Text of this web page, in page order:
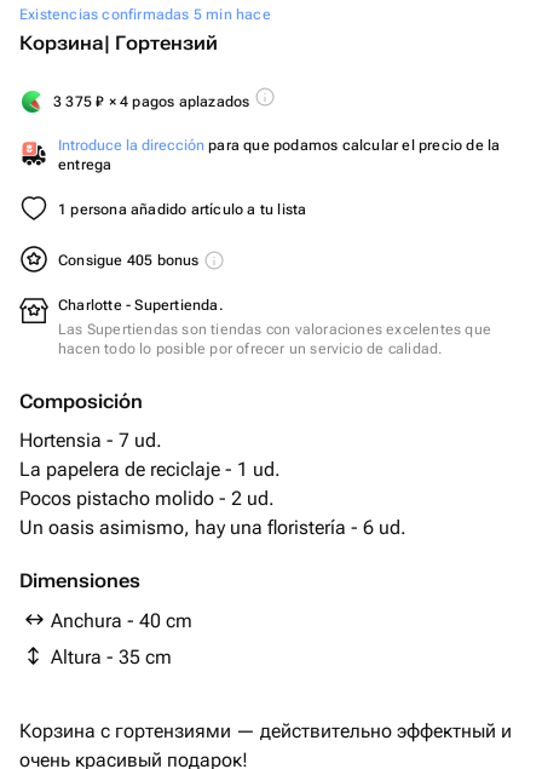
Existencias confirmadas 5 min hace
Корзина| Гортензий
3 375₽ × 4 pagos aplazados
Introduce la dirección para que podamos calcular el precio de la
entrega
1 persona añadido artículo a tu lista
Consigue 405 bonus
Charlotte - Supertienda.
Las Supertiendas son tiendas con valoraciones excelentes que
hacen todo lo posible por ofrecer un servicio de calidad.
Composición
Hortensia - 7 ud.
La papelera de reciclaje - 1 ud.
Pocos pistacho molido - 2 ud.
Un oasis asimismo, hay una floristería - 6 ud.
Dimensiones
Anchura - 40 cm
Altura - 35 cm
Корзина с гортензиями — действительно эффектный и
очень красивый подарок!